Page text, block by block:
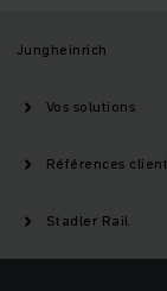
Jungheinrich
Vos solutions
Références
Stadler Rail